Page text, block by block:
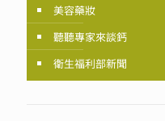
美容藥妝
聽聽專家來談鈣
衛生福利部新聞